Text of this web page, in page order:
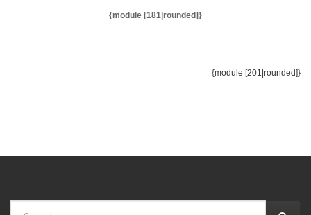
{module [181|rounded]}
{module [201|rounded]}